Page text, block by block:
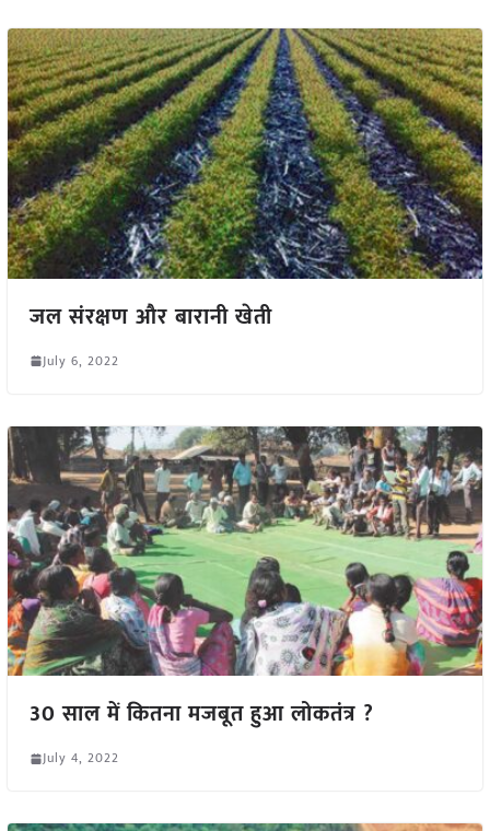
जल संरक्षण और बारानी खेती
July 6, 2022
30 साल में कितना मजबूत हुआ लोकतंत्र ?
July 4, 2022